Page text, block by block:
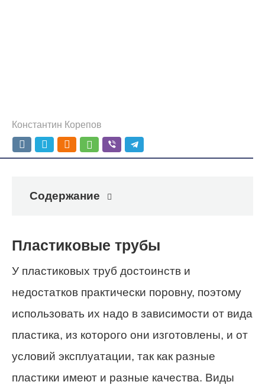
Константин Корепов
Содержание
Пластиковые трубы
У пластиковых труб достоинств и
недостатков практически поровну, поэтому
использовать их надо в зависимости от вида
пластика, из которого они изготовлены, и от
условий эксплуатации, так как разные
пластики имеют и разные качества. Виды